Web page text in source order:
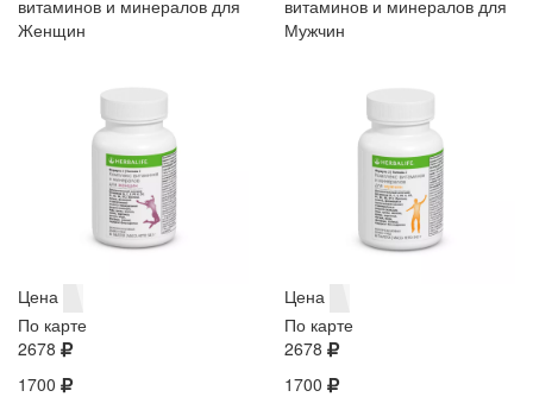
витаминов и минералов для
Женщин
Цена
По карте
2678
1700
витаминов и минералов для
Мужчин
Цена
По карте
2678
1700